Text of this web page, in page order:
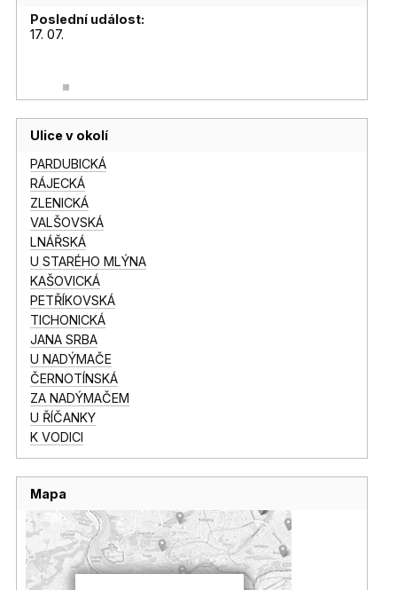
Poslední událost:
17. 07.
Ulice v okolí
PARDUBICKÁ
RÁJECKÁ
ZLENICKÁ
VALŠOVSKÁ
LNÁŘSKÁ
U STARÉHO MLÝNA
KAŠOVICKÁ
PETŘÍKOVSKÁ
TICHONICKÁ
JANA SRBA
U NADÝMAČE
ČERNOTÍNSKÁ
ZA NADÝMAČEM
U ŘÍČANKY
K VODICI
Mapa